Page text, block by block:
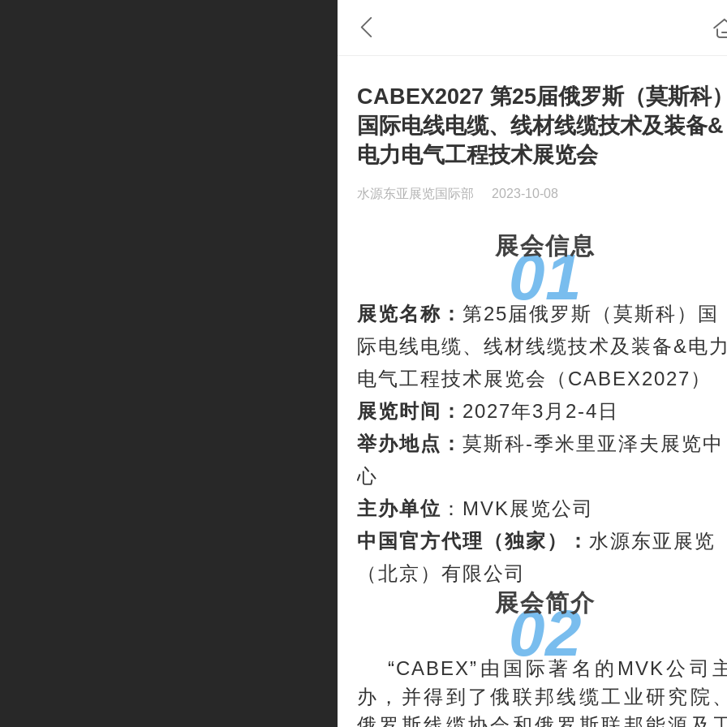
CABEX2027 第25届俄罗斯（莫斯科
国际电线电缆、线材线缆技术及装备&
电力电气工程技术展览会
水源东亚展览国际部 2023-10-08
01
展会信息
展览名称： 第25届俄罗斯（莫斯科）国
际电线电缆、线材线缆技术及装备&电
电气工程技术展览会（CABEX2027）
展览时间： 2027年3月2-4日
举办地点： 莫斯科-季米里亚泽夫展览中
心
主办单位 ：MVK展览公司
中国官方代理（独家）： 水源东亚展览
（北京）有限公司
02
展会简介
“CABEX”由国际著名的MVK公司
办，并得到了俄联邦线缆工业研究院